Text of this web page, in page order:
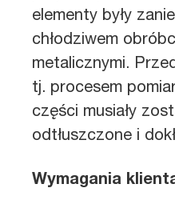
elementy były
chłodziwem
metalicznymi.
tj. procesem
części musiały
odtłuszczone i
Wymagania